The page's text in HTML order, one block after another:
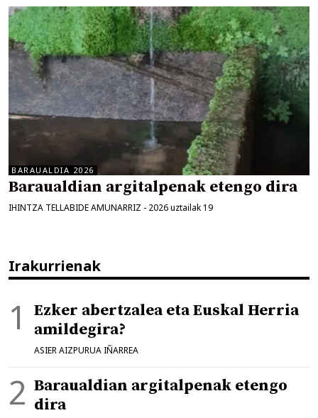
BARAUALDIA 2026
Baraualdian argitalpenak etengo dira
IHINTZA TELLABIDE AMUNARRIZ - 2026 uztailak 19
Irakurrienak
Ezker abertzalea eta Euskal Herria
amildegira?
ASIER AIZPURUA IÑARREA
Baraualdian argitalpenak etengo
dira